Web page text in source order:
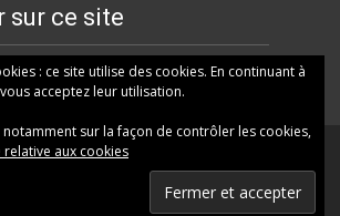
sur ce site
: ce site utilise des cookies. En continuant à
acceptez leur utilisation.
sur la façon de contrôler les cookies,
aux cookies